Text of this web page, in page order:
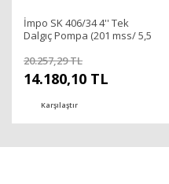
İmpo SK 406/34 4'' Tek
Dalgıç Pompa (201 mss/ 5,5
20.257,29 TL
14.180,10 TL
Karşılaştır